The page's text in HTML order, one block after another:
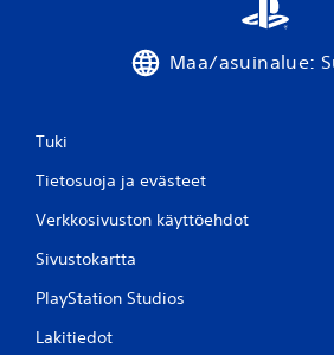
Maa/asuinalue:
Tuki
Tietosuoja ja evästeet
Verkkosivuston käyttöehdot
Sivustokartta
PlayStation Studios
Lakitiedot